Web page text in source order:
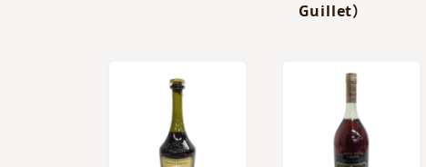
Guillet）